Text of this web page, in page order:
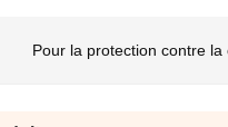
Pour la protection contre la